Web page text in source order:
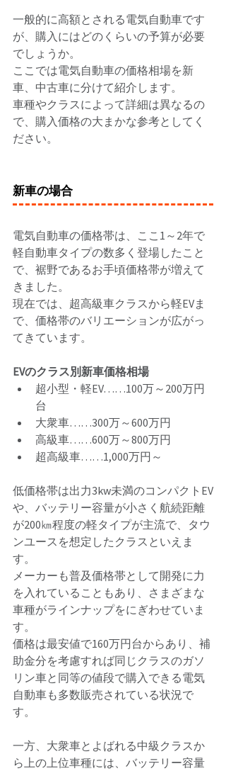
一般的に高額とされる電気自動車です
が、購入にはどのくらいの予算が必要
でしょうか。
ここでは電気自動車の価格相場を新
車、中古車に分けて紹介します。
車種やクラスによって詳細は異なるの
で、購入価格の大まかな参考としてく
ださい。
新車の場合
電気自動車の価格帯は、ここ1～2年で
軽自動車タイプの数多く登場したこと
で、裾野であるお手頃価格帯が増えて
きました。
現在では、超高級車クラスから軽EVま
で、価格帯のバリエーションが広がっ
てきています。
EVのクラス別新車価格相場
超小型・軽EV……100万～200万円
台
大衆車……300万～600万円
高級車……600万～800万円
超高級車……1,000万円～
低価格帯は出力3kw未満のコンパクトEV
や、バッテリー容量が小さく航続距離
が200㎞程度の軽タイプが主流で、タウ
ンユースを想定したクラスといえま
す。
メーカーも普及価格帯として開発に力
を入れていることもあり、さまざまな
車種がラインナップをにぎわせていま
す。
価格は最安値で160万円台からあり、補
助金分を考慮すれば同じクラスのガソ
リン車と同等の値段で購入できる電気
自動車も多数販売されている状況で
す。
一方、大衆車とよばれる中級クラスか
ら上の上位車種には、バッテリー容量